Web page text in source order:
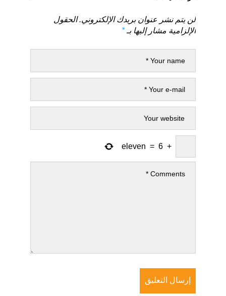
لن يتم نشر عنوان بريدك الإلكتروني. الحقول
الإلزامية مشار إليها بـ*
+
6
=
eleven